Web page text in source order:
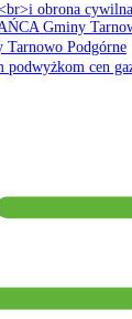
Podgórne